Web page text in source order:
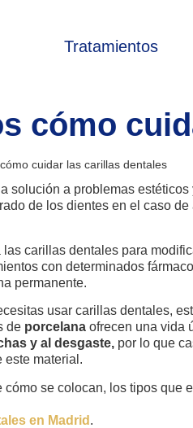
Tratamientos
cómo
cuidar las carillas dentales
solución a problemas estéticos
de los dientes en el caso
carillas dentales para
con determinados
permanente.
usar carillas dentales,
de porcelana ofrecen una vida
y al desgaste, por lo que
este material.
se colocan, los tipos que
en Madrid .